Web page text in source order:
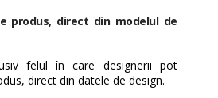
produs, direct din modelul de
felul în care designerii pot
direct din datele de design.